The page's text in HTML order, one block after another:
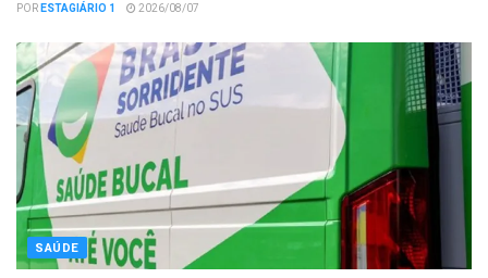
PORESTAGIÁRIO 1 2026/08/07
SAÚDE